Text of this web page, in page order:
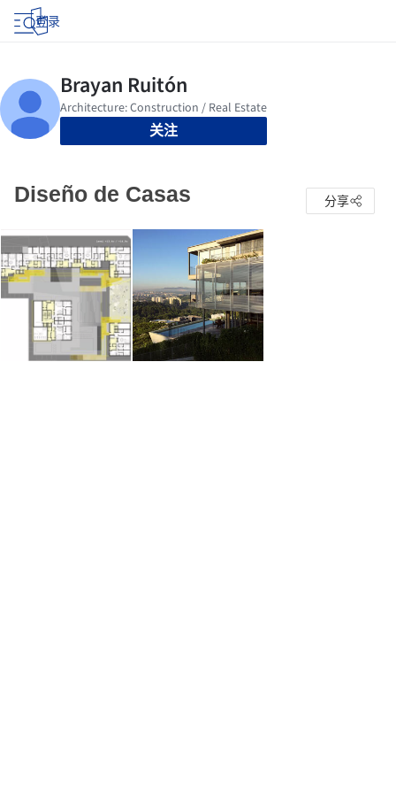
登录
关注
Diseño de Casas 分享